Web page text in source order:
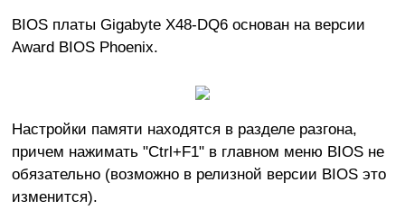
BIOS платы Gigabyte X48-DQ6 основан на версии
Award BIOS Phoenix.
Настройки памяти находятся в разделе разгона,
причем нажимать "Ctrl+F1" в главном меню BIOS не
обязательно (возможно в релизной версии BIOS это
изменится).